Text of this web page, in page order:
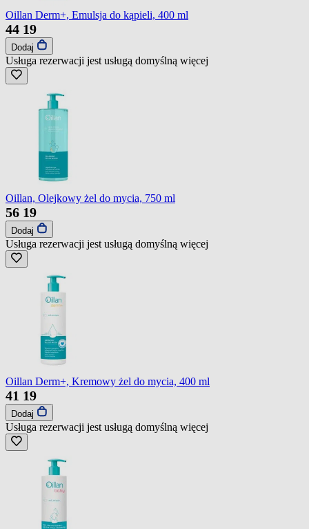
Oillan Derm+, Emulsja do kąpieli, 400 ml
44 19
Dodaj
Usługa rezerwacji jest usługą domyślną więcej
Oillan, Olejkowy żel do mycia, 750 ml
56 19
Dodaj
Usługa rezerwacji jest usługą domyślną więcej
Oillan Derm+, Kremowy żel do mycia, 400 ml
41 19
Dodaj
Usługa rezerwacji jest usługą domyślną więcej